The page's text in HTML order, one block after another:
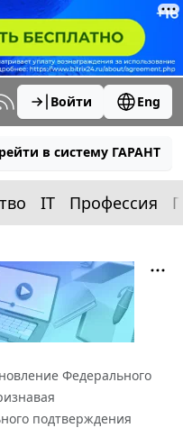
Войти Eng
в систему ГАРАНТ
IT Профессия
Федерального
подтверждения